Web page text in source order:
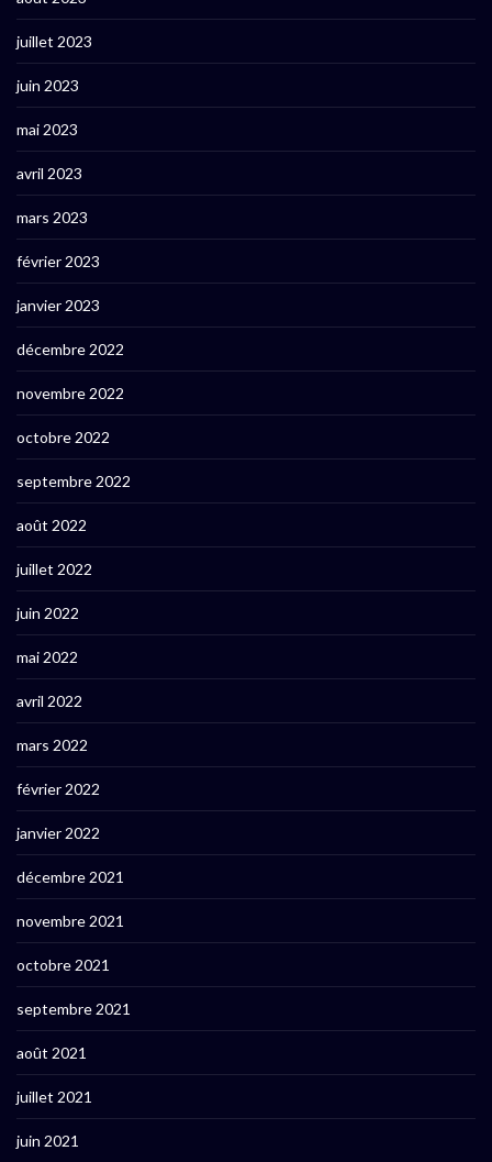
juillet 2023
juin 2023
mai 2023
avril 2023
mars 2023
février 2023
janvier 2023
décembre 2022
novembre 2022
octobre 2022
septembre 2022
août 2022
juillet 2022
juin 2022
mai 2022
avril 2022
mars 2022
février 2022
janvier 2022
décembre 2021
novembre 2021
octobre 2021
septembre 2021
août 2021
juillet 2021
juin 2021